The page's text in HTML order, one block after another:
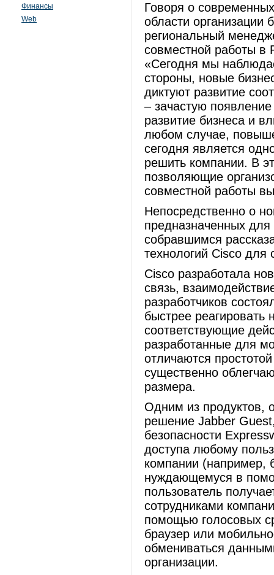
Финансы
Web
Говоря о
области организации
региональный
совместной работы в
«Сегодня мы
стороны, новые
диктуют развитие
– зачастую
развитие бизнеса и
любом случае,
сегодня является
решить компании. В
позволяющие
совместной работы
Непосредственно о
предназначенных для
собравшимся
технологий Cisco
Cisco разработала
связь,
разработчиков
быстрее реагировать
соответствующие
разработанные для
отличаются
существенно
размера.
Одним из продуктов,
решение Jabber
безопасности
доступа любому
компании (например,
нуждающемуся в
пользователь
сотрудниками
помощью голосовых
браузер или
обмениваться
организации.